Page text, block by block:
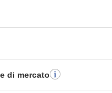
di mercato